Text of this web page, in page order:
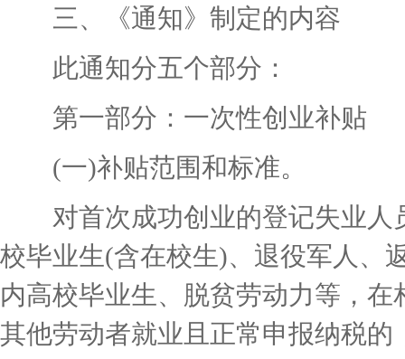
三、《通知》制定的内容
此通知分五个部分：
第一部分：一次性创业补贴
(一)补贴范围和标准。
对首次成功创业的登记失业人
校毕业生(含在校生)、退役军人、
内高校毕业生、脱贫劳动力等，
其他劳动者就业且正常申报纳税